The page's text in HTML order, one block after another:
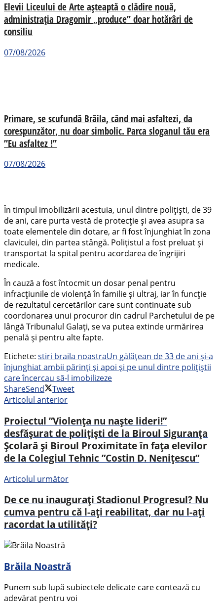
Elevii Liceului de Arte așteaptă o clădire nouă,
administrația Dragomir „produce” doar hotărâri de
consiliu
07/08/2026
Primare, se scufundă Brăila, când mai asfaltezi, da
corespunzător, nu doar simbolic. Parca sloganul tău era
”Eu asfaltez !”
07/08/2026
În timpul imobilizării acestuia, unul dintre polițiști, de 39
de ani, care purta vestă de protecție și avea asupra sa
toate elementele din dotare, ar fi fost înjunghiat în zona
claviculei, din partea stângă. Polițistul a fost preluat și
transportat la spital pentru acordarea de îngrijiri
medicale.
În cauză a fost întocmit un dosar penal pentru
infracțiunile de violență în familie și ultraj, iar în funcție
de rezultatul cercetărilor care sunt continuate sub
coordonarea unui procuror din cadrul Parchetului de pe
lângă Tribunalul Galați, se va putea extinde urmărirea
penală și pentru alte fapte.
Etichete: stiri braila noastraUn gălățean de 33 de ani și-a
înjunghiat ambii părinți și apoi și pe unul dintre polițiștii
care încercau să-l imobilizeze
ShareSend
Tweet
Articolul anterior
Proiectul ”Violența nu naște lideri!”
desfășurat de polițiști de la Biroul Siguranța
Școlară și Biroul Proximitate în fața elevilor
de la Colegiul Tehnic ”Costin D. Nenițescu”
Articolul următor
De ce nu inaugurați Stadionul Progresul? Nu
cumva pentru că l-ați reabilitat, dar nu l-ați
racordat la utilități?
Brăila Noastră
Punem sub lupă subiectele delicate care contează cu
adevărat pentru voi